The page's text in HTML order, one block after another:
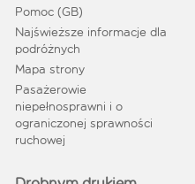
Pomoc (GB)
Najświeższe informacje dla
podróżnych
Mapa strony
Pasażerowie
niepełnosprawni i o
ograniczonej sprawności
ruchowej